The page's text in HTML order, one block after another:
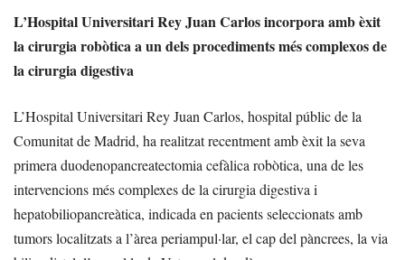
L’Hospital Universitari Rey Juan Carlos incorpora amb èxit
la cirurgia robòtica a un dels procediments més complexos de
la cirurgia digestiva
L’Hospital Universitari Rey Juan Carlos, hospital públic de la
Comunitat de Madrid, ha realitzat recentment amb èxit la seva
primera duodenopancreatectomia cefàlica robòtica, una de les
intervencions més complexes de la cirurgia digestiva i
hepatobiliopancreàtica, indicada en pacients seleccionats amb
tumors localitzats a l’àrea periampul·lar, el cap del pàncrees, la via